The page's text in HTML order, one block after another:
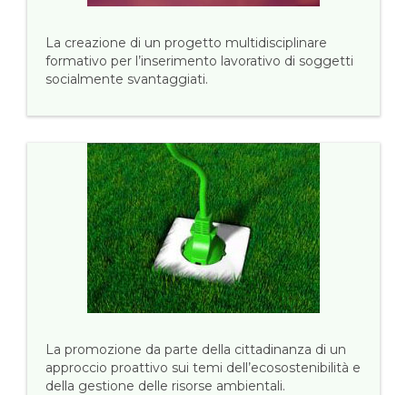
La creazione di un progetto multidisciplinare
formativo per l’inserimento lavorativo di soggetti
socialmente svantaggiati.
La promozione da parte della cittadinanza di un
approccio proattivo sui temi dell’ecosostenibilità e
della gestione delle risorse ambientali.